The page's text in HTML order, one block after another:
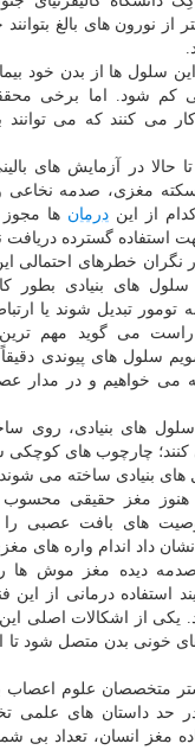
از نورون های بالغ
سلول ها از بدن خود
کم شود. اما برخی
کار می کنند که می توانند
حالا در آزمایش های
سکته مغزی، صدمه
از این درمان ها مجوز
استفاده گسترده دریافت
نگران خطرهای احتمالی
سلول های بنیادی بطور
تومور تبدیل شوند یا
راست می گوید مهم
سلول های پیوندی
می خواهیم و در مدار
های بنیادی، روی
چارچوب های کوچکی
های بنیادی ساخته می
هنوز مغز حقیقی
های بافت عصبی را
نشان داد اندام واره های
دیده مغز موش ها را
استفاده درمانی از این
یکی از اشکالات اصلی
خونی بدن متصل شود تا
متخصصان علوم اعصاب
حد داستان های علمی
مغز انسان، تعداد بی